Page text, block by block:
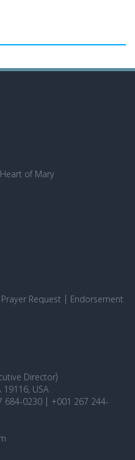
of Mary
Prayer Request
Endorsement
Director)
19116, USA
684-0230 | +001 267 244-